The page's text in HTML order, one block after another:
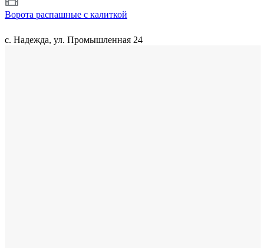
Ворота распашные с калиткой
с. Надежда, ул. Промышленная 24